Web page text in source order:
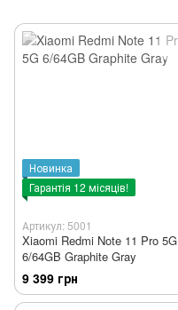
Новинка
Гарантія 12 місяців!
Артикул: 5001
Xiaomi Redmi Note 11 Pro 5G
6/64GB Graphite Gray
9 399 грн